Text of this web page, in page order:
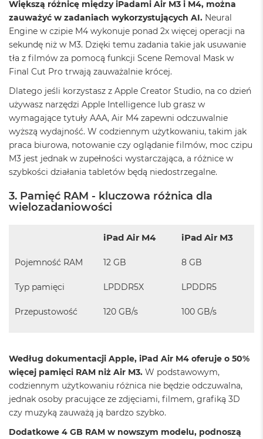
A
i
r
M
4
M
a
c
o
o
k
A
i
r
M
M
o
k
i
M
a
c
B
o
o
A
i
Większą różnicę między iPadami Air M3 i M4, można
zauważyć w zadaniach wykorzystujących AI. Neural
Engine w czipie M4 wykonuje ponad 2x więcej operacji na
sekundę niż w M3. Dzięki temu zadania takie jak usuwanie
tła z filmów za pomocą funkcji Scene Removal Mask w
Final Cut Pro trwają zauważalnie krócej.
Dlatego jeśli korzystasz z Apple Creator Studio, na co dzień
używasz narzędzi Apple Intelligence lub grasz w
wymagające tytuły AAA, Air M4 zapewni odczuwalnie
wyższą wydajność. W codziennym użytkowaniu, takim jak
praca biurowa, notowanie czy oglądanie filmów, moc czipu
M3 jest jednak w zupełności wystarczająca, a różnice w
szybkości działania tabletów będą niedostrzegalne.
3. Pamięć RAM - kluczowa różnica dla
wielozadaniowości
iPad Air M4 iPad Air M3
Pojemność RAM 12 GB 8 GB
Typ pamięci LPDDR5X LPDDR5
Przepustowość 120 GB/s 100 GB/s
Według dokumentacji Apple, iPad Air M4 oferuje o 50%
więcej pamięci RAM niż Air M3. W podstawowym,
codziennym użytkowaniu różnica nie będzie odczuwalna,
jednak osoby pracujące ze zdjęciami, filmem, grafiką 3D
czy muzyką zauważą ją bardzo szybko.
Dodatkowe 4 GB RAM w nowszym modelu, podnoszą